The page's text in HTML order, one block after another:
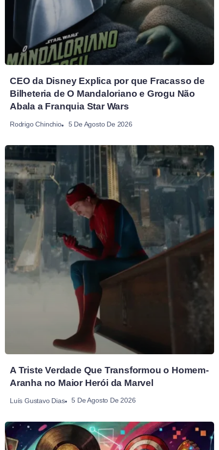
CEO da Disney Explica por que Fracasso de
Bilheteria de O Mandaloriano e Grogu Não
Abala a Franquia Star Wars
Rodrigo Chinchio 5 De Agosto De 2026
A Triste Verdade Que Transformou o Homem-
Aranha no Maior Herói da Marvel
Luís Gustavo Dias 5 De Agosto De 2026